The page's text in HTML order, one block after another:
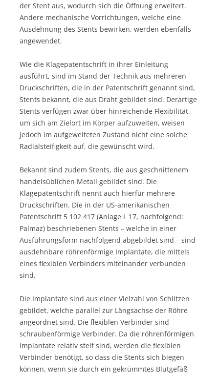
der Stent aus, wodurch sich die Öffnung erweitert.
Andere mechanische Vorrichtungen, welche eine
Ausdehnung des Stents bewirken, werden ebenfalls
angewendet.
Wie die Klagepatentschrift in ihrer Einleitung
ausführt, sind im Stand der Technik aus mehreren
Druckschriften, die in der Patentschrift genannt sind,
Stents bekannt, die aus Draht gebildet sind. Derartige
Stents verfügen zwar über hinreichende Flexibilität,
um sich am Zielort im Körper aufzuweiten, weisen
jedoch im aufgeweiteten Zustand nicht eine solche
Radialsteifigkeit auf, die gewünscht wird.
Bekannt sind zudem Stents, die aus geschnittenem
handelsüblichen Metall gebildet sind. Die
Klagepatentschrift nennt auch hierfür mehrere
Druckschriften. Die in der US-amerikanischen
Patentschrift 5 102 417 (Anlage L 17, nachfolgend:
Palmaz) beschriebenen Stents – welche in einer
Ausführungsform nachfolgend abgebildet sind – sind
ausdehnbare röhrenförmige Implantate, die mittels
eines flexiblen Verbinders miteinander verbunden
sind.
Die Implantate sind aus einer Vielzahl von Schlitzen
gebildet, welche parallel zur Längsachse der Röhre
angeordnet sind. Die flexiblen Verbinder sind
schraubenförmige Verbinder. Da die röhrenförmigen
Implantate relativ steif sind, werden die flexiblen
Verbinder benötigt, so dass die Stents sich biegen
können, wenn sie durch ein gekrümmtes Blutgefäß